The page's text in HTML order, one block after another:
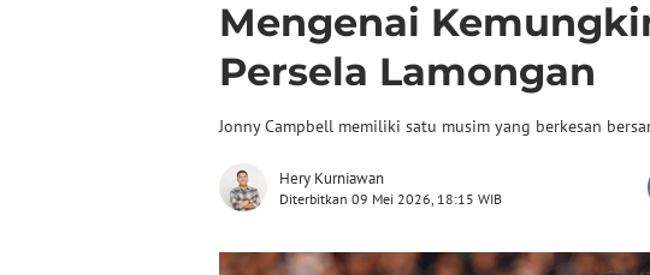
Mengenai
Persela Lamongan
Jonny Campbell memiliki satu musim yang berkesan
Hery Kurniawan
Diterbitkan 09 Mei 2026, 18:15 WIB